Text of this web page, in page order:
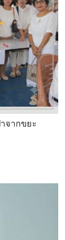
ด
ขาว”
งาน
กาศ
เสธ
เนิน
จากขยะ